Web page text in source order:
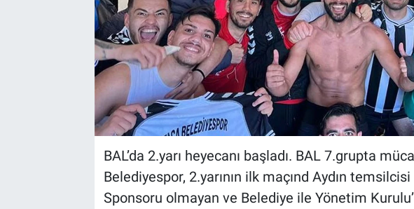
BAL’da 2.yarı heyecanı başladı. BAL 7.grupta
Belediyespor, 2.yarının ilk maçınd Aydın
Sponsoru olmayan ve Belediye ile Yönetim